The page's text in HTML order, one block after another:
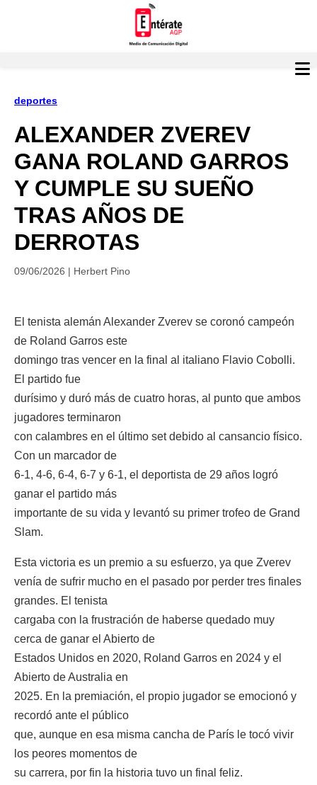
deportes
ALEXANDER ZVEREV
GANA ROLAND GARROS
Y CUMPLE SU SUEÑO
TRAS AÑOS DE
DERROTAS
09/06/2026 | Herbert Pino
El tenista alemán Alexander Zverev se coronó campeón
de Roland Garros este
domingo tras vencer en la final al italiano Flavio Cobolli.
El partido fue
durísimo y duró más de cuatro horas, al punto que ambos
jugadores terminaron
con calambres en el último set debido al cansancio físico.
Con un marcador de
6-1, 4-6, 6-4, 6-7 y 6-1, el deportista de 29 años logró
ganar el partido más
importante de su vida y levantó su primer trofeo de Grand
Slam.
Esta victoria es un premio a su esfuerzo, ya que Zverev
venía de sufrir mucho en el pasado por perder tres finales
grandes. El tenista
cargaba con la frustración de haberse quedado muy
cerca de ganar el Abierto de
Estados Unidos en 2020, Roland Garros en 2024 y el
Abierto de Australia en
2025. En la premiación, el propio jugador se emocionó y
recordó ante el público
que, aunque en esa misma cancha de París le tocó vivir
los peores momentos de
su carrera, por fin la historia tuvo un final feliz.